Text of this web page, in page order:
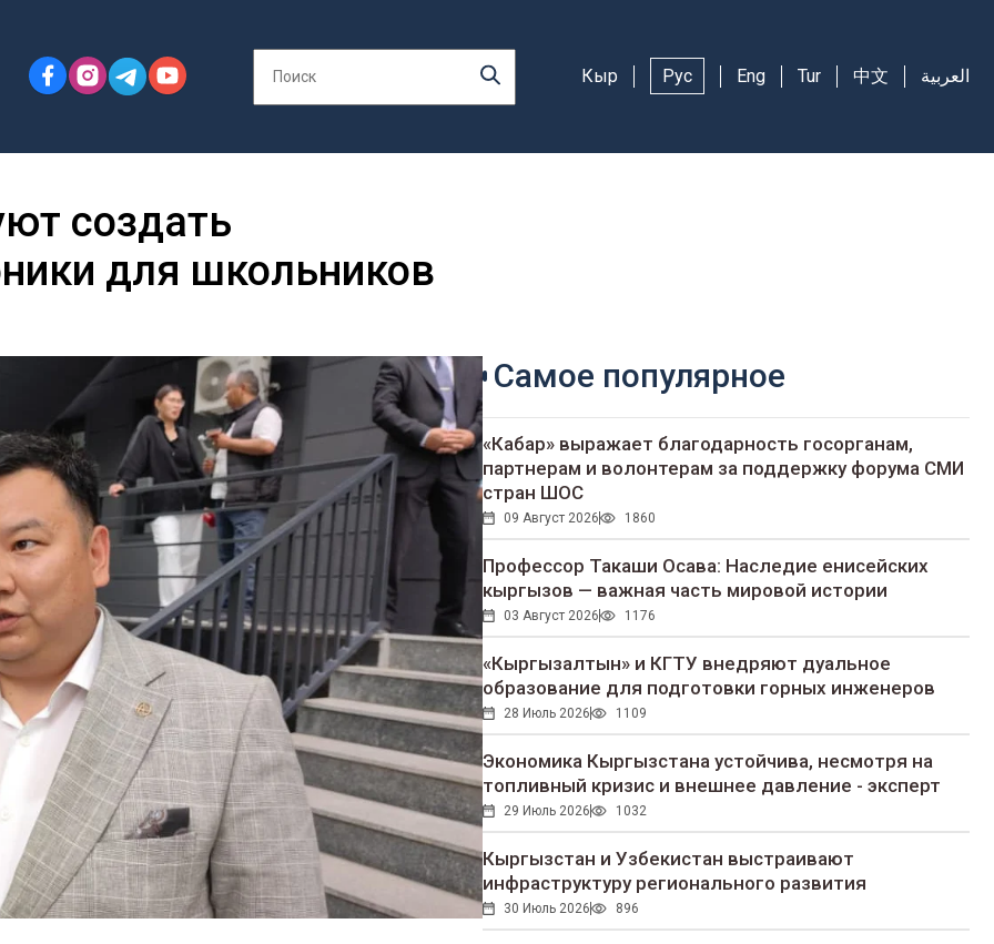
Кыр Рус Eng Tur 中文 العربية
создать
для школьников
Самое популярное
«Кабар» выражает благодарность госорганам,
партнерам и волонтерам за поддержку форума СМИ
стран ШОС
09 Август 2026 1860
Профессор Такаши Осава: Наследие енисейских
кыргызов — важная часть мировой истории
03 Август 2026 1176
«Кыргызалтын» и КГТУ внедряют дуальное
образование для подготовки горных инженеров
28 Июль 2026 1109
Экономика Кыргызстана устойчива, несмотря на
топливный кризис и внешнее давление - эксперт
29 Июль 2026 1032
Кыргызстан и Узбекистан выстраивают
инфраструктуру регионального развития
30 Июль 2026 896